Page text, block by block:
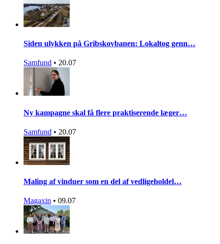
Siden ulykken på Gribskovbanen: Lokaltog genn…
Samfund • 20.07
Ny kampagne skal få flere praktiserende læger…
Samfund • 20.07
Maling af vinduer som en del af vedligeholdel…
Magaxin • 09.07